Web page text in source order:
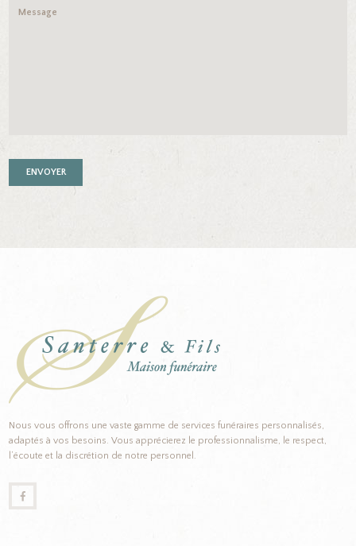
Nous vous offrons une vaste gamme de services funéraires personnalisés,
adaptés à vos besoins. Vous apprécierez le professionnalisme, le respect,
l’écoute et la discrétion de notre personnel.